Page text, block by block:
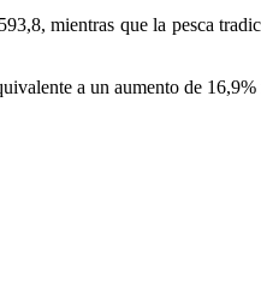
mientras que la pesca
a un aumento de